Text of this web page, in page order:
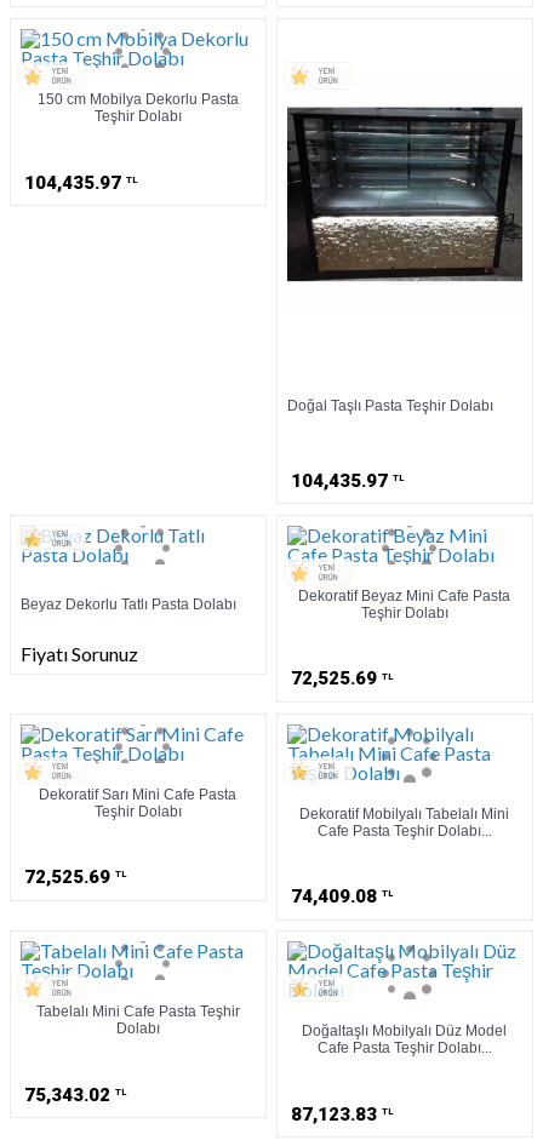
150 cm Mobilya Dekorlu Pasta
Teşhir Dolabı
104,435.97 TL
Doğal Taşlı Pasta Teşhir Dolabı
104,435.97 TL
Beyaz Dekorlu Tatlı Pasta Dolabı
Fiyatı Sorunuz
Dekoratif Beyaz Mini Cafe Pasta
Teşhir Dolabı
72,525.69 TL
Dekoratif Sarı Mini Cafe Pasta
Teşhir Dolabı
72,525.69 TL
Dekoratif Mobilyalı Tabelalı Mini
Cafe Pasta Teşhir Dolabı...
74,409.08 TL
Tabelalı Mini Cafe Pasta Teşhir
Dolabı
75,343.02 TL
Doğaltaşlı Mobilyalı Düz Model
Cafe Pasta Teşhir Dolabı...
87,123.83 TL